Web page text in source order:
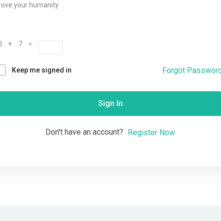
your humanity
+ 7 =
Keep me signed in Forgot
Sign In
Don't have an account? Register Now